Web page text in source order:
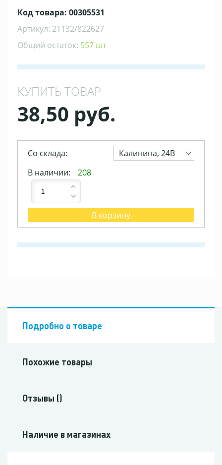
Код товара: 00305531
Артикул: 21132/822627
Общий остаток: 557 шт
КУПИТЬ ТОВАР
38,50 руб.
Со склада:
Калинина, 24В
В наличии:
208
В корзину
Подробно о товаре
Похожие товары
Отзывы ()
Наличие в магазинах